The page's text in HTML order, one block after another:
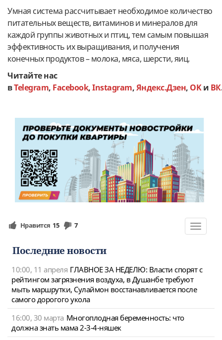
Умная система рассчитывает необходимое количество
питательных веществ, витаминов и минералов для
каждой группы животных и птиц, тем самым повышая
эффективность их выращивания, и получения
конечных продуктов – молока, мяса, шерсти, яиц.
Читайте нас
вTelegram, Facebook,Instagram,Яндекс.Дзен, OKи ВК
Toggle
Нравится 15 7
Последние новости
10:00, 11 апреля ГЛАВНОЕ ЗА НЕДЕЛЮ: Власти спорят с
рейтингом загрязнения воздуха, в Душанбе требуют
мыть маршрутки, Сулаймон восстанавливается после
самого дорогого укола
16:00, 30 марта Многоплодная беременность: что
должна знать мама 2-3-4-няшек